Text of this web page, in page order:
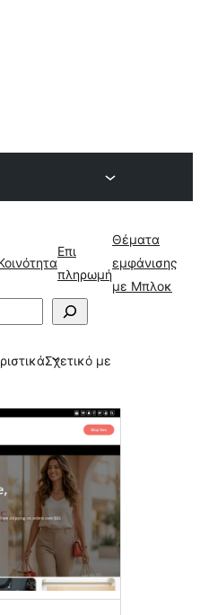
Επι
πληρωμή
Θέματα
εμφάνισης
με Μπλοκ
Σχετικό με